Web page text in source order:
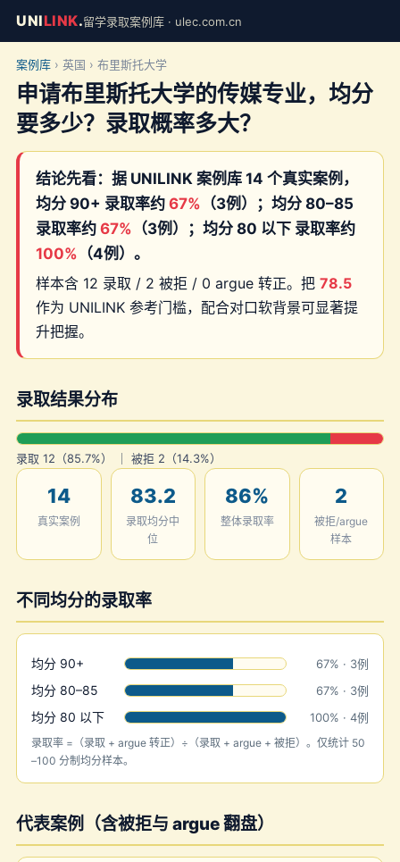
UNILINK.留学录取案例库 · ulec.com.cn
案例库 › 英国 › 布里斯托大学
申请布里斯托大学的传媒专业，均分
要多少？录取概率多大？
结论先看：据 UNILINK 案例库 14 个真实案例，
均分 90+ 录取率约 67% （3例）；均分 80–85
录取率约 67% （3例）；均分 80 以下 录取率约
100% （4例）。
样本含 12 录取 / 2 被拒 / 0 argue 转正。把 78.5
作为 UNILINK 参考门槛，配合对口软背景可显著提
升把握。
录取结果分布
录取 12（85.7%） ｜ 被拒 2（14.3%）
14
真实案例
83.2
录取均分中
位
86%
整体录取率
2
被拒/argue
样本
不同均分的录取率
均分 90+ 67% · 3例
均分 80–85 67% · 3例
均分 80 以下 100% · 4例
录取率 =（录取 + argue 转正）÷（录取 + argue + 被拒）。仅统计 50
–100 分制均分样本。
代表案例（含被拒与 argue 翻盘）